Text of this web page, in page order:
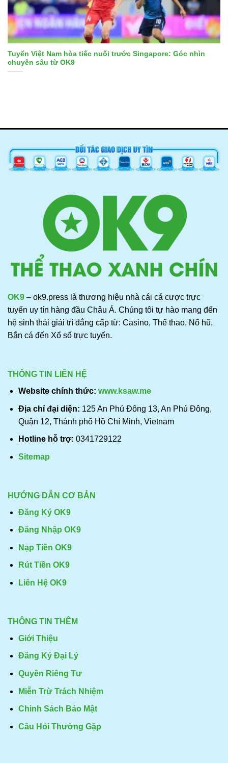
Tuyển Việt Nam hòa tiếc nuối trước Singapore: Góc nhìn
chuyên sâu từ OK9
OK9 – ok9.press là thương hiệu nhà cái cá cược trực
tuyến uy tín hàng đầu Châu Á. Chúng tôi tự hào mang đến
hệ sinh thái giải trí đẳng cấp từ: Casino, Thể thao, Nổ hũ,
Bắn cá đến Xổ số trực tuyến.
THÔNG TIN LIÊN HỆ
Website chính thức: www.ksaw.me
Địa chỉ đại diện: 125 An Phú Đông 13, An Phú Đông,
Quận 12, Thành phố Hồ Chí Minh, Vietnam
Hotline hỗ trợ: 0341729122
Sitemap
HƯỚNG DẪN CƠ BẢN
Đăng Ký OK9
Đăng Nhập OK9
Nạp Tiền OK9
Rút Tiền OK9
Liên Hệ OK9
THÔNG TIN THÊM
Giới Thiệu
Đăng Ký Đại Lý
Quyền Riêng Tư
Miễn Trừ Trách Nhiệm
Chinh Sách Bảo Mật
Câu Hỏi Thường Gặp